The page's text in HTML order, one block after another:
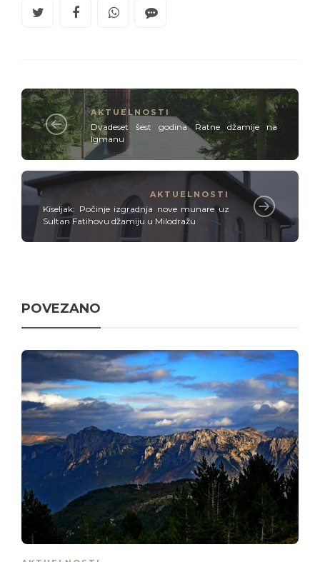
AKTUELNOSTI
Dvadeset šest godina Ratne džamije na
Igmanu
AKTUELNOSTI
Kiseljak: Počinje izgradnja nove munare uz
Sultan Fatihovu džamiju u Milodražu
POVEZANO